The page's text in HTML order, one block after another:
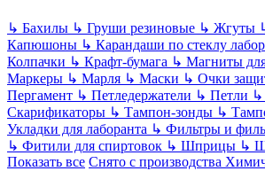
↳ Бахилы ↳ Груши резиновые ↳ Жгуты
Капюшоны ↳ Карандаши по стеклу
Колпачки ↳ Крафт-бумага ↳ Магниты
Маркеры ↳ Марля ↳ Маски ↳ Очки
Пергамент ↳ Петледержатели ↳ Петли ↳
Скарификаторы ↳ Тампон-зонды ↳
Укладки для лаборанта ↳ Фильтры и
↳ Фитили для спиртовок ↳ Шприцы ↳
Показать все Снято с производства